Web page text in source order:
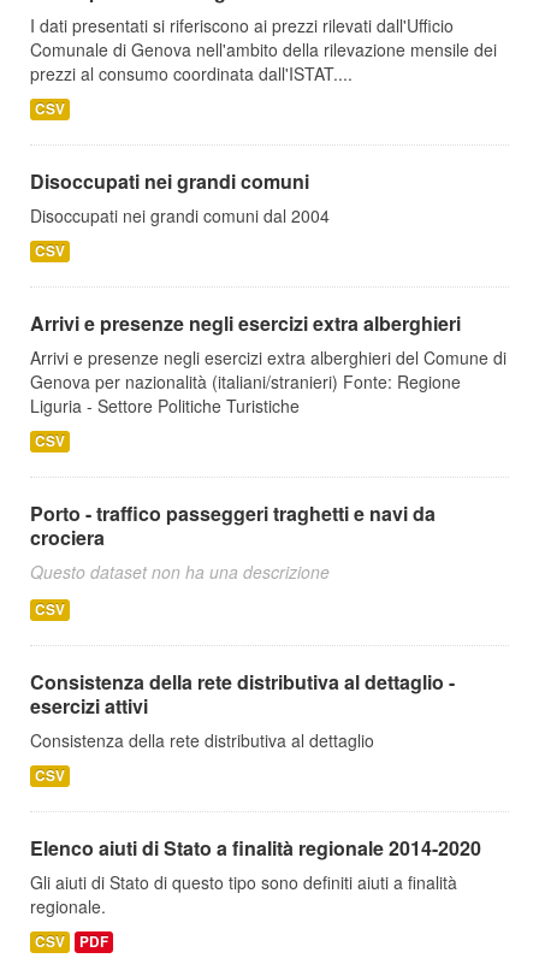
I dati presentati si riferiscono ai prezzi rilevati dall'Ufficio
Comunale di Genova nell'ambito della rilevazione mensile dei
prezzi al consumo coordinata dall'ISTAT....
CSV
Disoccupati nei grandi comuni
Disoccupati nei grandi comuni dal 2004
CSV
Arrivi e presenze negli esercizi extra alberghieri
Arrivi e presenze negli esercizi extra alberghieri del Comune di
Genova per nazionalità (italiani/stranieri) Fonte: Regione
Liguria - Settore Politiche Turistiche
CSV
Porto - traffico passeggeri traghetti e navi da
crociera
Questo dataset non ha una descrizione
CSV
Consistenza della rete distributiva al dettaglio -
esercizi attivi
Consistenza della rete distributiva al dettaglio
CSV
Elenco aiuti di Stato a finalità regionale 2014-2020
Gli aiuti di Stato di questo tipo sono definiti aiuti a finalità
regionale.
CSV PDF